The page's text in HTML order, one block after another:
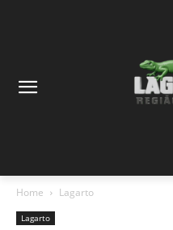
Home Lagarto
Lagarto